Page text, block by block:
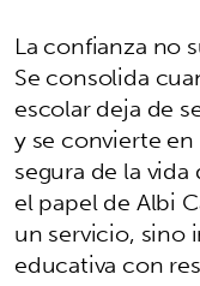
La confianza no
Se consolida
escolar deja de
y se convierte
segura de la
el papel de Albi
un servicio, sino
educativa con